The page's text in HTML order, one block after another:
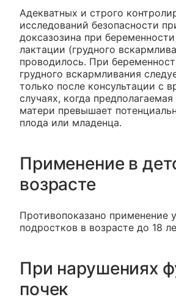
Адекватных и строго
исследований безопасности
доксазозина при
лактации (грудного
проводилось. При
грудного вскармливания
только после консультации с
случаях, когда
матери превышает
плода или младенца.
Применение в
возрасте
Противопоказано применение
подростков в возрасте до 18
При нарушениях
почек